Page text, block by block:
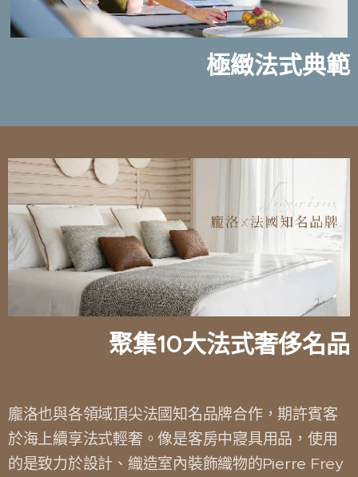
極緻法式典範
聚集10大法式奢侈名品
龐洛也與各領域頂尖法國知名品牌合作，期許賓客
於海上續享法式輕奢。像是客房中寢具用品，使用
的是致力於設計、織造室內裝飾織物的Pierre Frey